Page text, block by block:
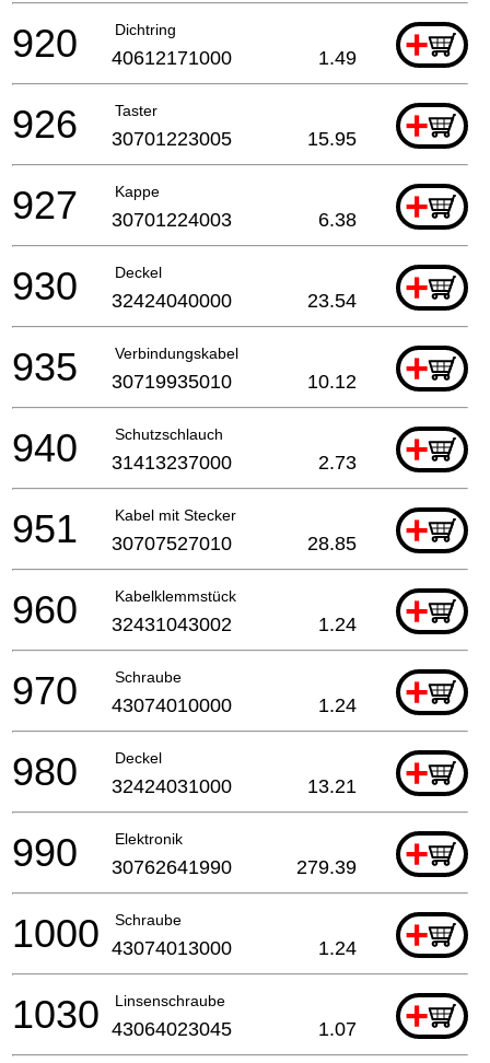
Dichtring +
920 40612171000 1.49
Taster +
926 30701223005 15.95
Kappe +
927 30701224003 6.38
Deckel +
930 32424040000 23.54
Verbindungskabel +
935 30719935010 10.12
Schutzschlauch +
940 31413237000 2.73
Kabel mit Stecker +
951 30707527010 28.85
Kabelklemmstück +
960 32431043002 1.24
Schraube +
970 43074010000 1.24
Deckel +
980 32424031000 13.21
Elektronik +
990 30762641990 279.39
Schraube +
1000 43074013000 1.24
Linsenschraube +
1030 43064023045 1.07